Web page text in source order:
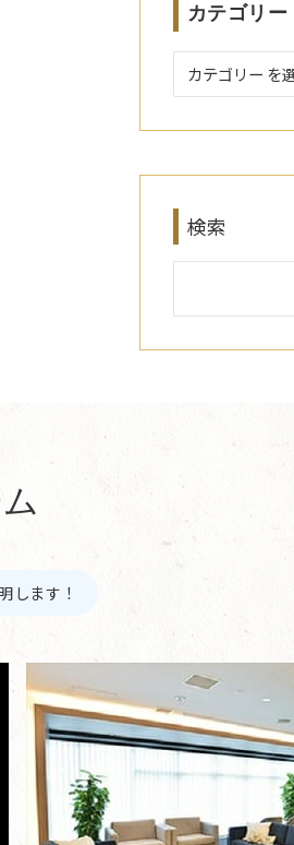
カテゴリー
検索
します！